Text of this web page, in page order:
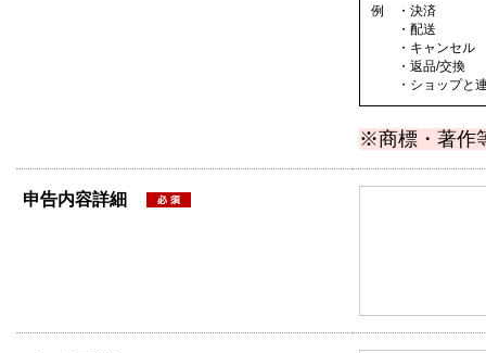
例 ・決済
・配送
・キャンセル
・返品/交換
・ショップと連
※商標・著作
申告内容詳細